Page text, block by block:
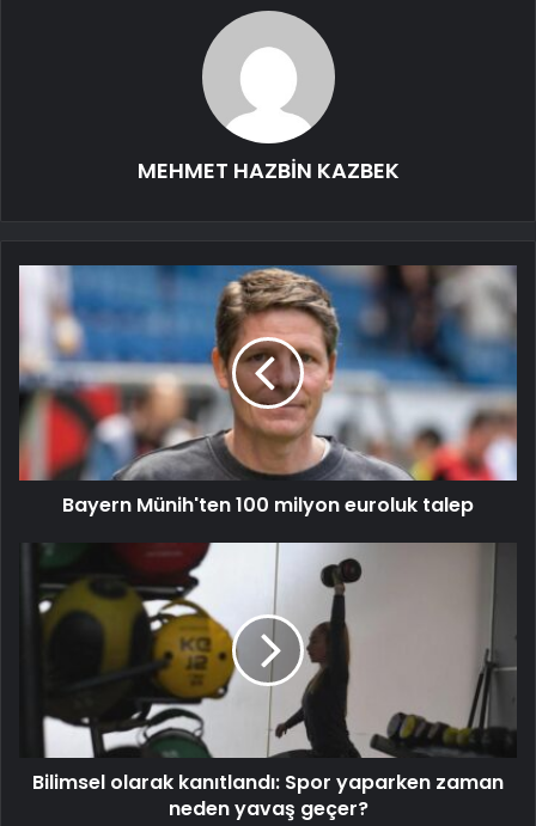
MEHMET HAZBİN KAZBEK
Bayern Münih'ten 100 milyon euroluk talep
Bilimsel olarak kanıtlandı: Spor yaparken zaman
neden yavaş geçer?